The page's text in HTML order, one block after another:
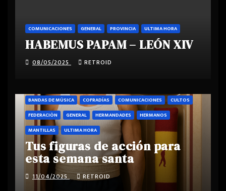
COMUNICACIONES GENERAL PROVINCIA ULTIMA HORA
HABEMUS PAPAM – LEÓN XIV
08/05/2025 RETROID
BANDAS DE MÚSICA COFRADÍAS COMUNICACIONES
CULTOS
FEDERACIÓN
GENERAL HERMANDADES
HERMANOS
MANTILLAS
ULTIMA HORA
Tus figuras de acción para
esta semana santa
11/04/2025 RETROID